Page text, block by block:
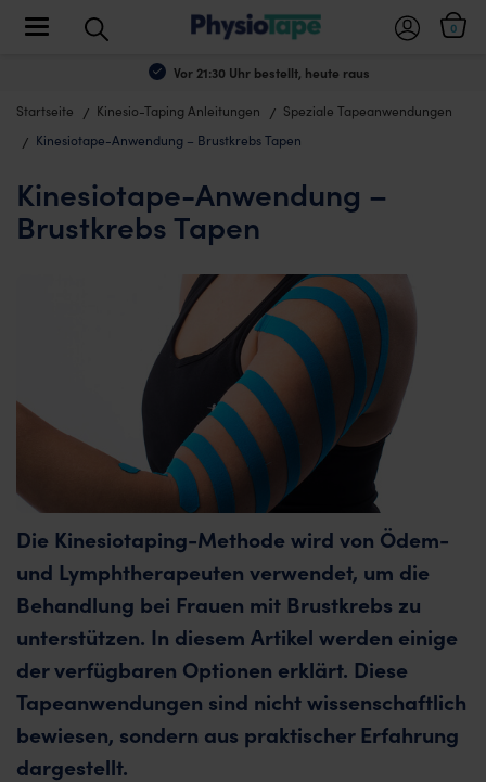
Vor 21:30 Uhr bestellt, heute raus
0
Toggle navigation
Startseite Kinesio-Taping Anleitungen
Speziale Tapeanwendungen
Kinesiotape-Anwendung – Brustkrebs Tapen
Kinesiotape-Anwendung –
Brustkrebs Tapen
Die Kinesiotaping-Methode wird von Ödem-
und Lymphtherapeuten verwendet, um die
Behandlung bei Frauen mit Brustkrebs zu
unterstützen. In diesem Artikel werden einige
der verfügbaren Optionen erklärt. Diese
Tapeanwendungen sind nicht wissenschaftlich
bewiesen, sondern aus praktischer Erfahrung
dargestellt.